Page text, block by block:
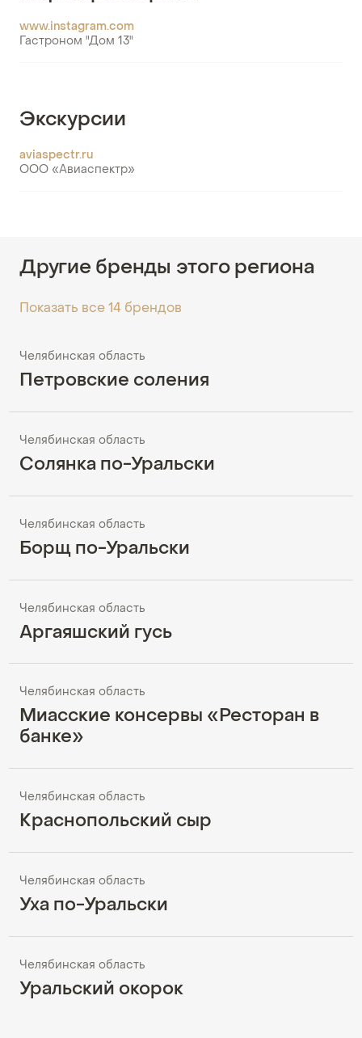
www.instagram.com
Гастроном "Дом 13"
Экскурсии
aviaspectr.ru
ООО «Авиаспектр»
Другие бренды этого региона
Показать все 14 брендов
Челябинская область
Петровские соления
Челябинская область
Солянка по-Уральски
Челябинская область
Борщ по-Уральски
Челябинская область
Аргаяшский гусь
Челябинская область
Миасские консервы «Ресторан в
банке»
Челябинская область
Краснопольский сыр
Челябинская область
Уха по-Уральски
Челябинская область
Уральский окорок